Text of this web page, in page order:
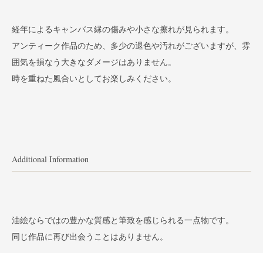
経年によるキャンバス縁の傷みや小さな擦れが見られます。
アンティーク作品のため、多少の退色や汚れがございますが、雰
囲気を損なう大きなダメージはありません。
時を重ねた風合いとしてお楽しみください。
Additional Information
油絵ならではの豊かな質感と筆致を感じられる一点物です。
同じ作品に再び出会うことはありません。